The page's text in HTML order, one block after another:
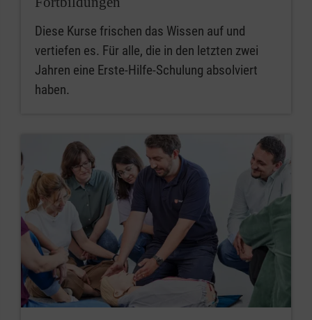
Diese Kurse frischen das Wissen auf und
vertiefen es. Für alle, die in den letzten zwei
Jahren eine Erste-Hilfe-Schulung absolviert
haben.